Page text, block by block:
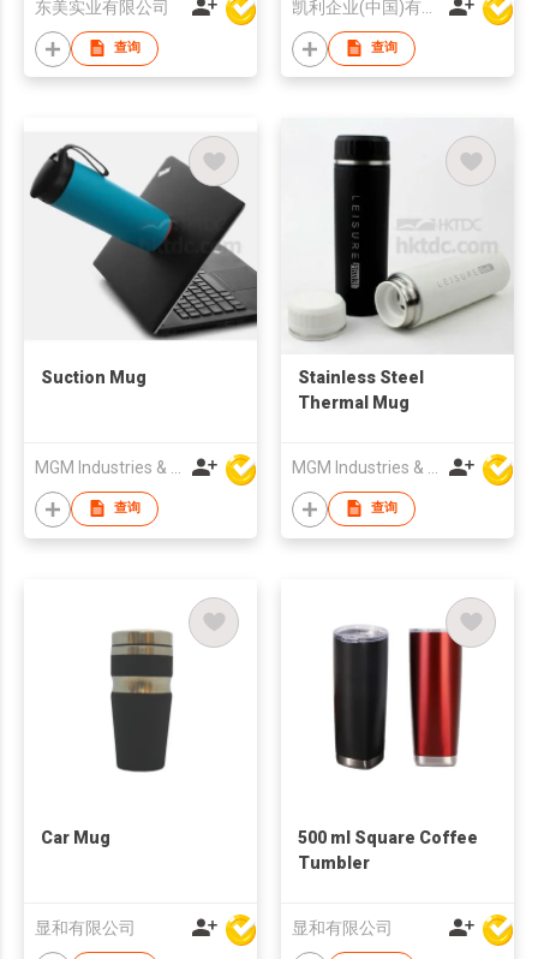
东美实业有限公司
查询 查询
Suction Mug
查询
Stainless Steel
Thermal Mug
查询
Car Mug
显和有限公司
500 ml Square Coffee
Tumbler
显和有限公司